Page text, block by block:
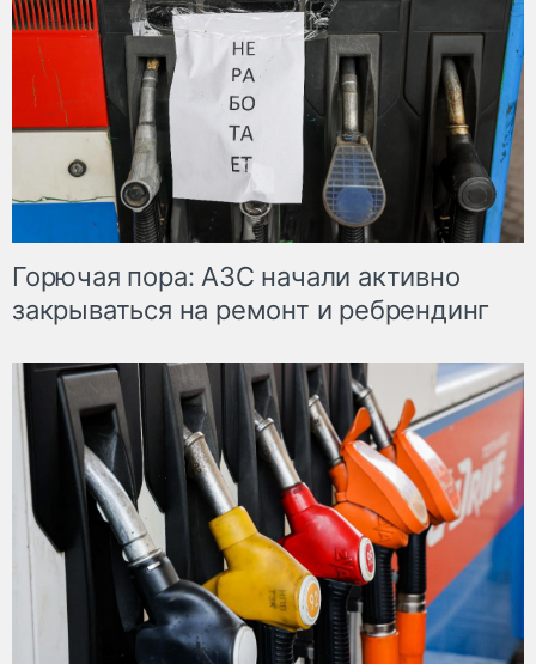
Горючая пора: АЗС начали активно
закрываться на ремонт и ребрендинг